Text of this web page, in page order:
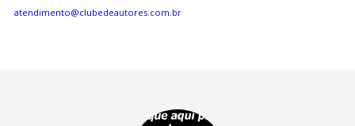
atendimento@clubedeautores.com.br